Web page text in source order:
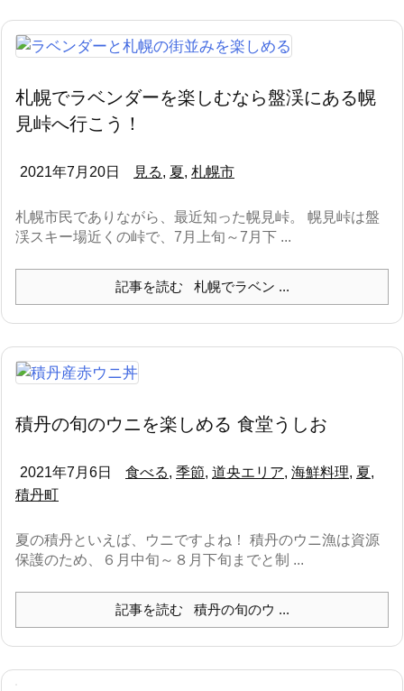
札幌でラベンダーを楽しむなら盤渓にある幌
見峠へ行こう！
2021年7月20日 見る, 夏, 札幌市
札幌市民でありながら、最近知った幌見峠。 幌見峠は盤
渓スキー場近くの峠で、7月上旬～7月下 ...
記事を読む 札幌でラベン ...
積丹の旬のウニを楽しめる 食堂うしお
2021年7月6日 食べる, 季節, 道央エリア, 海鮮料理, 夏,
積丹町
夏の積丹といえば、ウニですよね！ 積丹のウニ漁は資源
保護のため、６月中旬～８月下旬までと制 ...
記事を読む 積丹の旬のウ ...